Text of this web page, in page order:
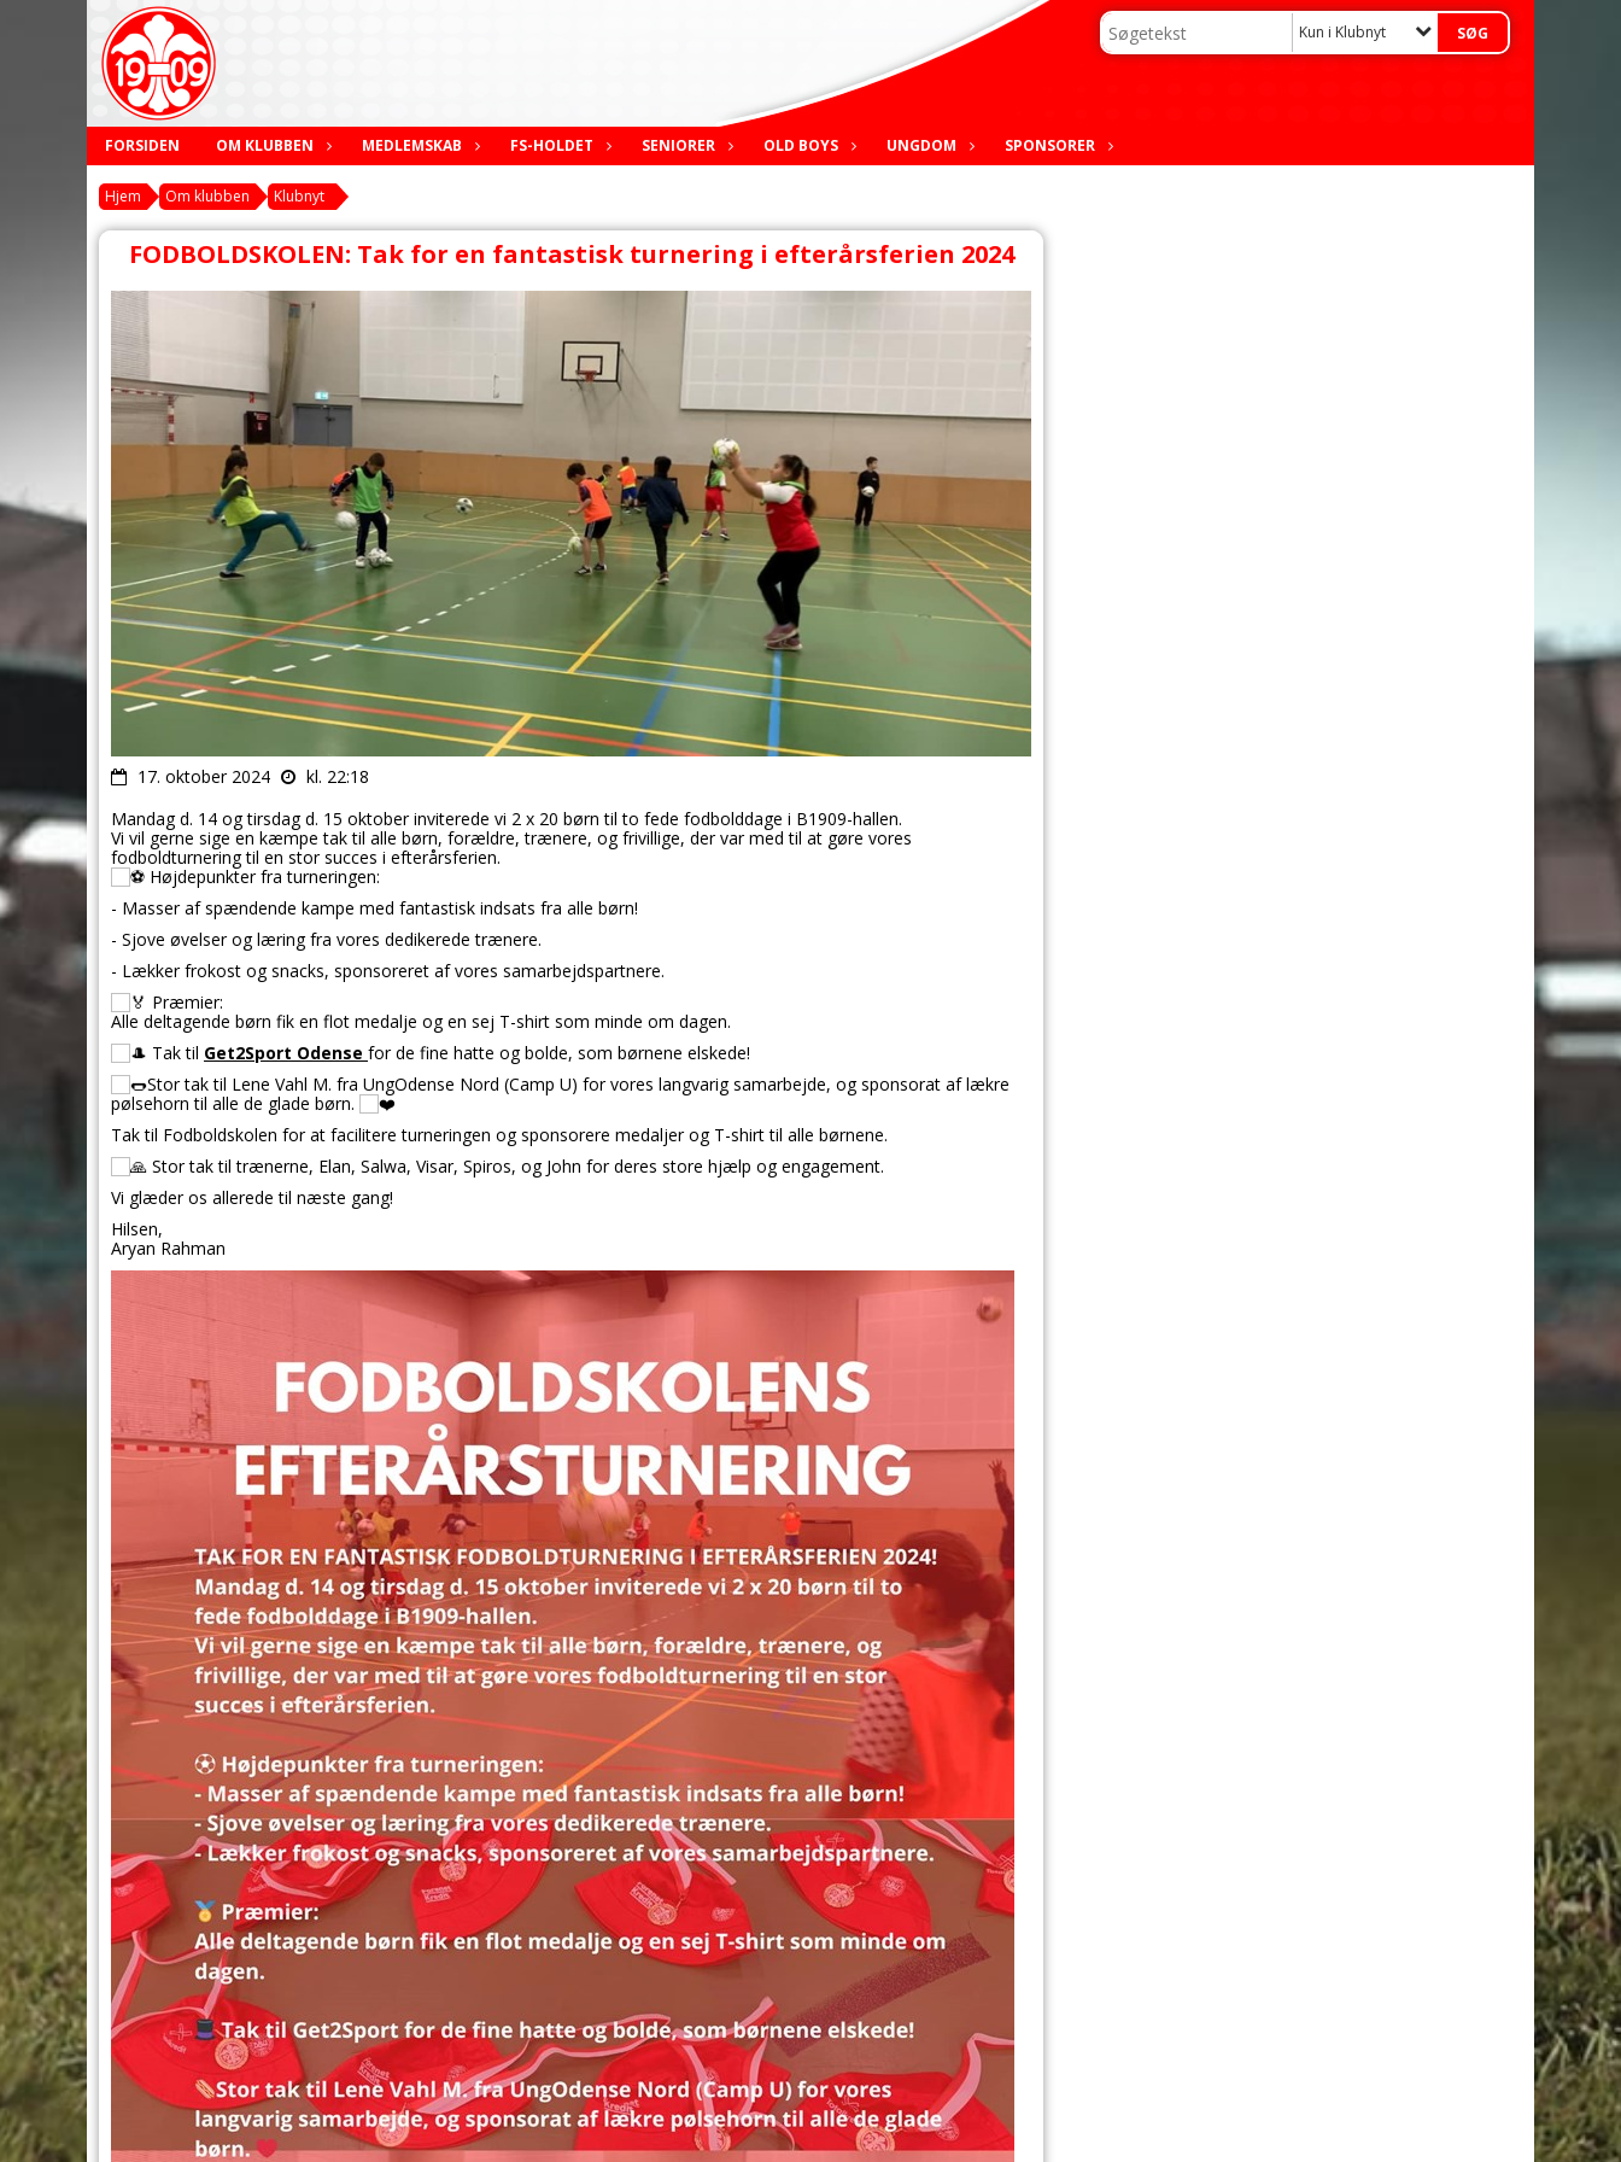
Kun i Klubnyt
FORSIDEN OM KLUBBEN MEDLEMSKAB FS-HOLDET SENIORER OLD BOYS UNGDOM SPONSORER
Hjem Om klubben Klubnyt
FODBOLDSKOLEN: Tak for en fantastisk turnering i efterårsferien 2024
17. oktober 2024
kl. 22:18
Mandag d. 14 og tirsdag d. 15 oktober inviterede vi 2 x 20 børn til to fede fodbolddage i B1909-hallen.
Vi vil gerne sige en kæmpe tak til alle børn, forældre, trænere, og frivillige, der var med til at gøre vores
fodboldturnering til en stor succes i efterårsferien.
Højdepunkter fra turneringen:
- Masser af spændende kampe med fantastisk indsats fra alle børn!
- Sjove øvelser og læring fra vores dedikerede trænere.
- Lækker frokost og snacks, sponsoreret af vores samarbejdspartnere.
Præmier:
Alle deltagende børn fik en flot medalje og en sej T-shirt som minde om dagen.
Tak til Get2Sport Odense for de fine hatte og bolde, som børnene elskede!
Stor tak til Lene Vahl M. fra UngOdense Nord (Camp U) for vores langvarig samarbejde, og sponsorat af lækre
pølsehorn til alle de glade børn.
Tak til Fodboldskolen for at facilitere turneringen og sponsorere medaljer og T-shirt til alle børnene.
Stor tak til trænerne, Elan, Salwa, Visar, Spiros, og John for deres store hjælp og engagement.
Vi glæder os allerede til næste gang!
Hilsen,
Aryan Rahman